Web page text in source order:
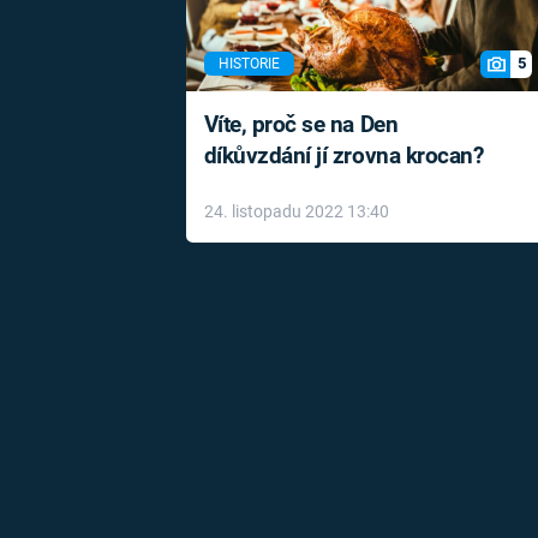
HISTORIE 5
Víte, proč se na Den
díkůvzdání jí zrovna krocan?
24. listopadu 2022 13:40